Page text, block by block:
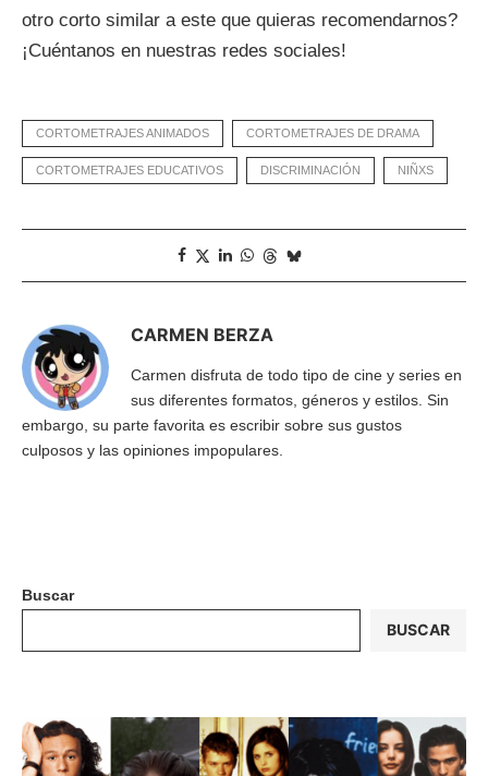
otro corto similar a este que quieras recomendarnos?
¡Cuéntanos en nuestras redes sociales!
CORTOMETRAJES ANIMADOS CORTOMETRAJES DE DRAMA
CORTOMETRAJES EDUCATIVOS DISCRIMINACIÓN NIÑXS
CARMEN BERZA
Carmen disfruta de todo tipo de cine y series en
sus diferentes formatos, géneros y estilos. Sin
embargo, su parte favorita es escribir sobre sus gustos
culposos y las opiniones impopulares.
Buscar
BUSCAR